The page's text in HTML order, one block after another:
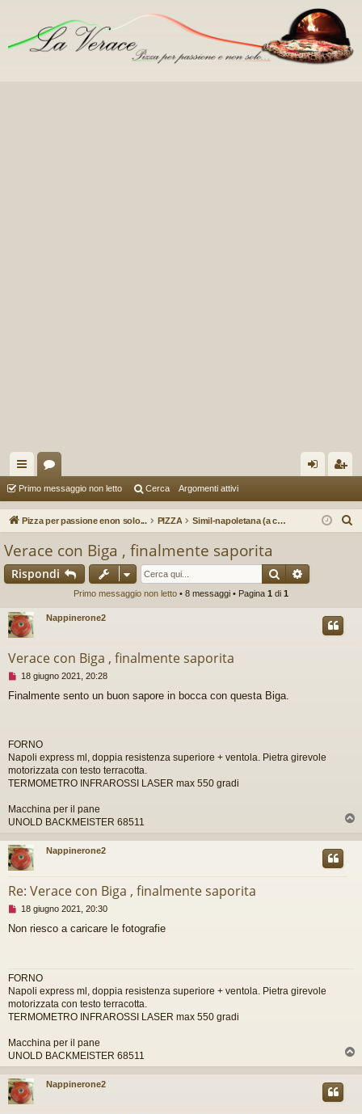
oll
eg
en
ti
R
ap
idi
or
u in riv
Primo messaggio non letto Cerca Argomenti attivi
Pizza per passione enon solo... PIZZA Simil-napoletana (a cura di Erminio78)
Verace con Biga , finalmente saporita
Rispondi Cerca
Primo messaggio non letto • 8 messaggi • Pagina 1 di 1
Nappinerone2
Verace con Biga , finalmente saporita
M
s
g
i
o
d
l
e
g
e
r
18 giugno 2021, 20:28
Finalmente sento un buon sapore in bocca con questa Biga.
FORNO
Napoli express ml, doppia resistenza superiore + ventola. Pietra girevole
motorizzata con testo terracotta.
TERMOMETRO INFRAROSSI LASER max 550 gradi
Macchina per il pane
UNOLD BACKMEISTER 68511
p
Nappinerone2
Re: Verace con Biga , finalmente saporita
M
s
g
i
o
d
l
e
g
g
e
r
18 giugno 2021, 20:30
Non riesco a caricare le fotografie
FORNO
Napoli express ml, doppia resistenza superiore + ventola. Pietra girevole
motorizzata con testo terracotta.
TERMOMETRO INFRAROSSI LASER max 550 gradi
Macchina per il pane
UNOLD BACKMEISTER 68511
o
Nappinerone2